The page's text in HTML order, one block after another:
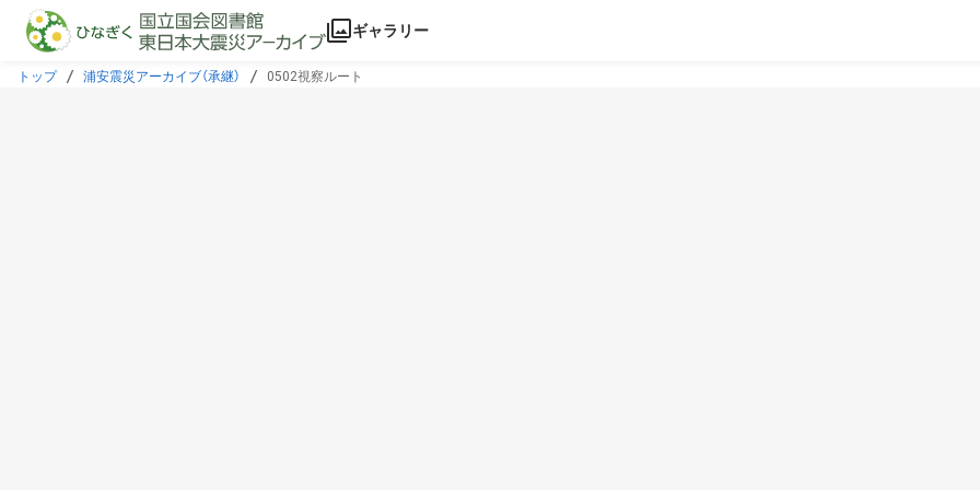
本文に飛ぶ
ギャラリー
トップ 浦安震災アーカイブ（承継） 0502視察ルート